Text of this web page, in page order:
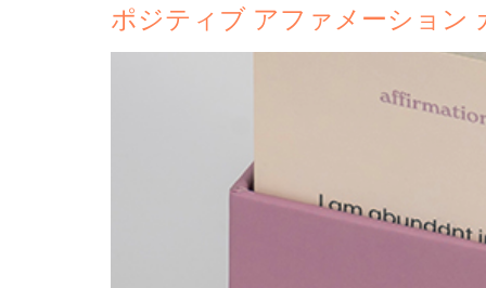
ポジティブ アファメーション